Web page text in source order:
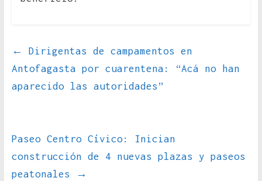
←
Dirigentas de campamentos en
Antofagasta por cuarentena: “Acá no han
aparecido las autoridades”
Paseo Centro Cívico: Inician
construcción de 4 nuevas plazas y paseos
peatonales
→